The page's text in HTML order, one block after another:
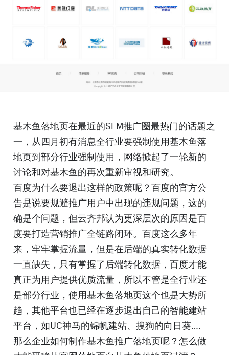
基木鱼落地页在最近的SEM推广圈最热门的话题之
一，从四月初有消息全行业要强制使用基木鱼落
地页到部分行业强制使用，网络掀起了一轮新的
讨论和对基木鱼的再次重新审视和研究。
百度为什么要退出这样的政策呢？百度的官方公
告是说要规避推广用户中出现的违规问题，这的
确是个问题，但云齐邦认为更深层次的原因是百
度要打造营销推广全链路闭环。百度这么多年
来，牢牢掌握流量，但是在后端的真实转化数据
一直缺失，只有掌握了后端转化数据，百度才能
真正为用户提供优质流量，所以不管是全行业还
是部分行业，使用基木鱼落地页这个也是大势所
趋，其他平台也已经在逐步退出自己的智能建站
平台，如UC神马的锦帆建站、搜狗的向日葵….
那么企业如何制作基木鱼推广落地页呢？怎么做